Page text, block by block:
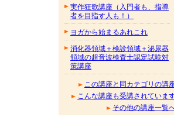
実作狂歌講座（入門者も、指導
者を目指す人も！）
ヨガから始まるあれこれ
消化器領域＋検診領域＋泌尿器
領域の超音波検査士認定試験対
策講座
この講座と同カテゴリの講
こんな講座も受講されていま
その他の講座一覧